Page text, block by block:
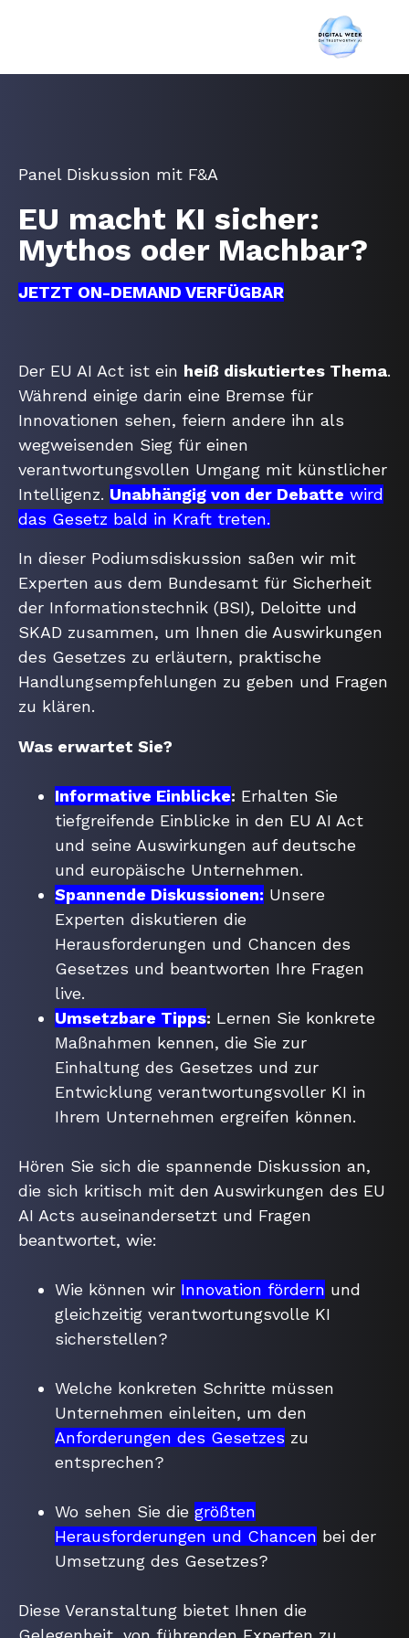
Panel Diskussion mit F&A
EU macht KI sicher:
Mythos oder Machbar?
JETZT ON-DEMAND VERFÜGBAR
Der EU AI Act ist ein heiß diskutiertes Thema.
Während einige darin eine Bremse für
Innovationen sehen, feiern andere ihn als
wegweisenden Sieg für einen
verantwortungsvollen Umgang mit künstlicher
Intelligenz. Unabhängig von der Debatte wird
das Gesetz bald in Kraft treten.
In dieser Podiumsdiskussion saßen wir mit
Experten aus dem Bundesamt für Sicherheit
der Informationstechnik (BSI), Deloitte und
SKAD zusammen, um Ihnen die Auswirkungen
des Gesetzes zu erläutern, praktische
Handlungsempfehlungen zu geben und Fragen
zu klären.
Was erwartet Sie?
Informative Einblicke: Erhalten Sie
tiefgreifende Einblicke in den EU AI Act
und seine Auswirkungen auf deutsche
und europäische Unternehmen.
Spannende Diskussionen: Unsere
Experten diskutieren die
Herausforderungen und Chancen des
Gesetzes und beantworten Ihre Fragen
live.
Umsetzbare Tipps: Lernen Sie konkrete
Maßnahmen kennen, die Sie zur
Einhaltung des Gesetzes und zur
Entwicklung verantwortungsvoller KI in
Ihrem Unternehmen ergreifen können.
Hören Sie sich die spannende Diskussion an,
die sich kritisch mit den Auswirkungen des EU
AI Acts auseinandersetzt und Fragen
beantwortet, wie:
Wie können wir Innovation fördern und
gleichzeitig verantwortungsvolle KI
sicherstellen?
Welche konkreten Schritte müssen
Unternehmen einleiten, um den
Anforderungen des Gesetzes zu
entsprechen?
Wo sehen Sie die größten
Herausforderungen und Chancen bei der
Umsetzung des Gesetzes?
Diese Veranstaltung bietet Ihnen die